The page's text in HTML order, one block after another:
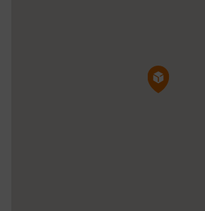
Pin de la carte